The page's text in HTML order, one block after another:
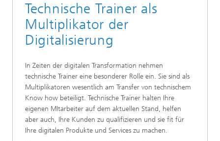
Technische Trainer als
Multiplikator der
Digitalisierung
In Zeiten der digitalen Transformation nehmen
technische Trainer eine besonderer Rolle ein. Sie sind als
Multiplikatoren wesentlich am Transfer von technischem
Know how beteiligt. Technische Trainer halten Ihre
eigenen MItarbeiter auf dem aktuellen Stand, helfen
aber auch, Ihre Kunden zu qualifizieren und sie fit für
Ihre digitalen Produkte und Services zu machen.